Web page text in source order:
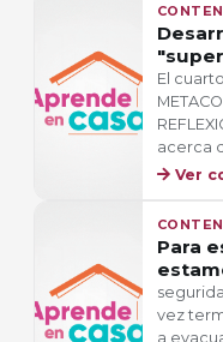
El
acerca
Ver
Para
vez
a